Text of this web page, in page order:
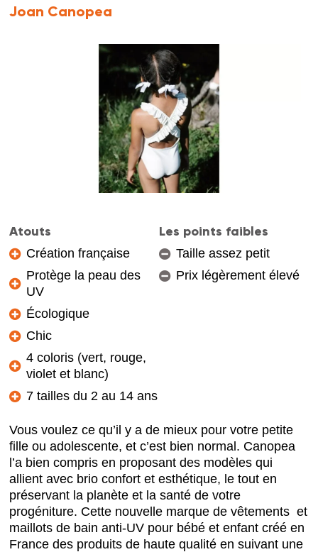
Joan Canopea
Atouts
Création française
Protège la peau des
UV
Écologique
Chic
4 coloris (vert, rouge,
violet et blanc)
7 tailles du 2 au 14 ans
Les points faibles
Taille assez petit
Prix légèrement élevé
Vous voulez ce qu’il y a de mieux pour votre petite
fille ou adolescente, et c’est bien normal. Canopea
l’a bien compris en proposant des modèles qui
allient avec brio confort et esthétique, le tout en
préservant la planète et la santé de votre
progéniture. Cette nouvelle marque de vêtements et
maillots de bain anti-UV pour bébé et enfant créé en
France des produits de haute qualité en suivant une